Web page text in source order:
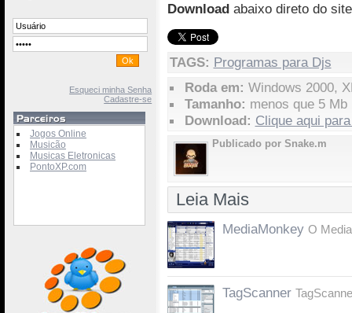
Downloadabaixo direto do
TAGS: Programas para Djs
Roda em: Windows 2000,
Tamanho: menos que 5 Mb
Download: Clique aqui
Publicado por Snake.m
Leia Mais
MediaMonkey O
TagScanner
Esqueci minha Senha
Cadastre-se
Jogos Online
Musicão
Musicas Eletronicas
PontoXP.com